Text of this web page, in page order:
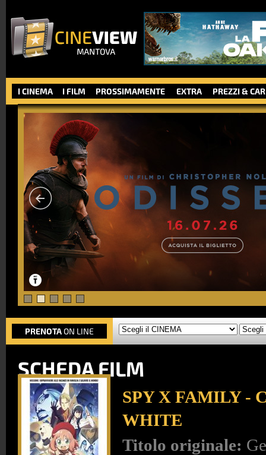
I CINEMA I FILM PROSSIMAMENTE EXTRA PREZZI &
PRENOTAON LINE
SCHEDA FILM
SPY X FAMILY -
WHITE
Titolo originale: